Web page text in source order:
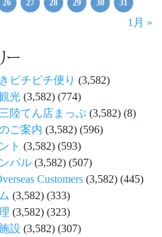
26 27 28 29 30 31
1月 »
ー
ピチピチ便り (3,582)
光 (3,582) (774)
陸てん店まっぷ (3,582) (8)
ご案内 (3,582) (596)
ト (3,582) (593)
パル (3,582) (507)
Customers (3,582) (445)
(3,582) (333)
(3,582) (323)
設 (3,582) (307)